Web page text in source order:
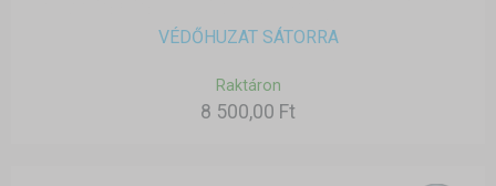
VÉDŐHUZAT SÁTORRA
Raktáron
8 500,00 Ft